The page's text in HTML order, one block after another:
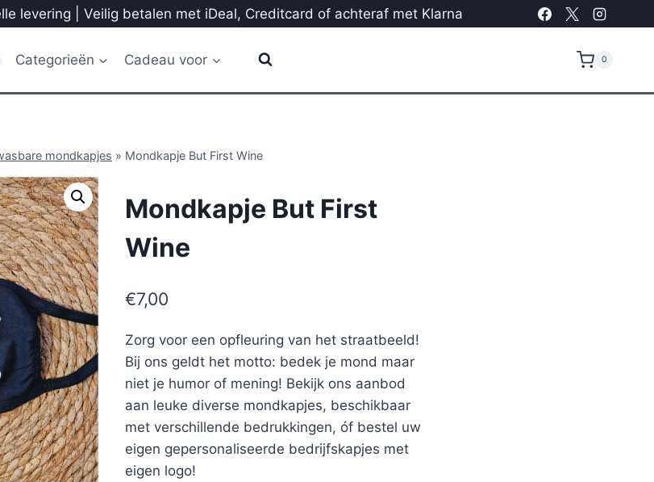
levering | Veilig betalen met iDeal, Creditcard of achteraf met Klarna
Categorieën Cadeau voor 0
mondkapjes » Mondkapje But First Wine
Mondkapje But First
Wine
€7,00
Zorg voor een opfleuring van het straatbeeld!
Bij ons geldt het motto: bedek je mond maar
niet je humor of mening! Bekijk ons aanbod
aan leuke diverse mondkapjes, beschikbaar
met verschillende bedrukkingen, óf bestel uw
eigen gepersonaliseerde bedrijfskapjes met
eigen logo!